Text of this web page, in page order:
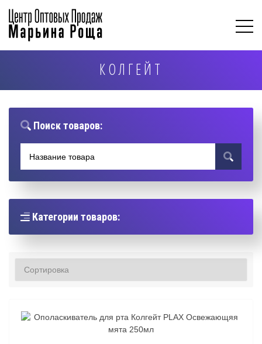
КОЛГЕЙТ
Поиск товаров:
Категории товаров: